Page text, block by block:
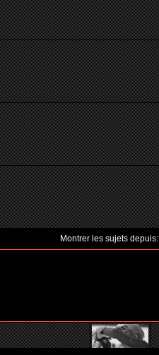
Montrer les sujets depuis: